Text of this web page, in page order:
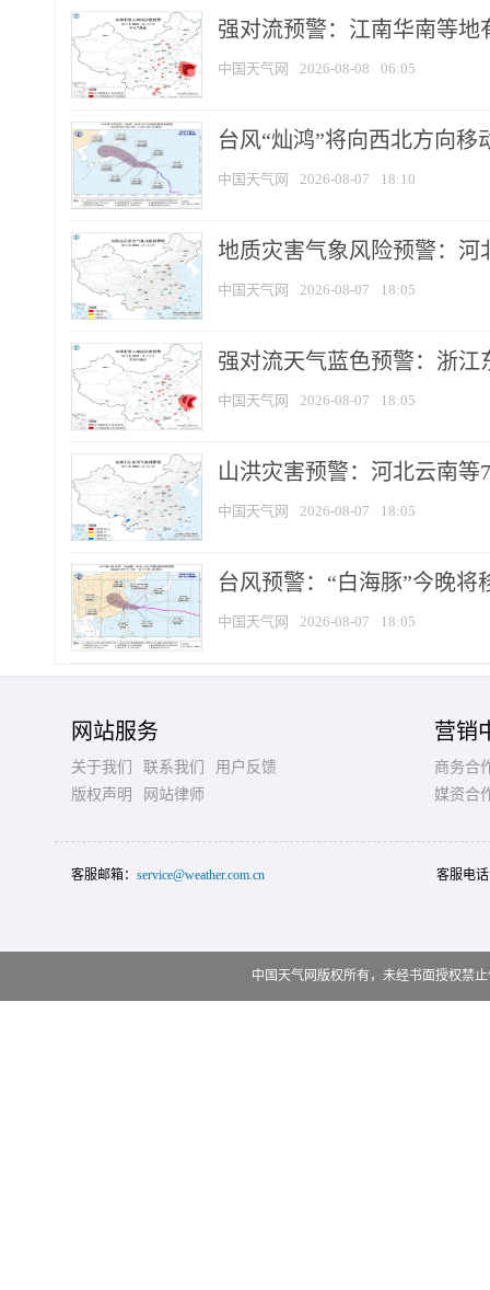
强对流预警：江南华南等地
中国天气网 2026-08-08 06:05
台风“灿鸿”将向西北方向移
中国天气网 2026-08-07 18:10
地质灾害气象风险预警：河
中国天气网 2026-08-07 18:05
强对流天气蓝色预警：浙江
中国天气网 2026-08-07 18:05
山洪灾害预警：河北云南
中国天气网 2026-08-07 18:05
台风预警：“白海豚”今晚将
中国天气网 2026-08-07 18:05
网站服务
关于我们 联系我们
用户反馈
版权声明
网站律师
营销
商务合
媒资合
客服邮箱： service@weather.com.cn 客服电
中国天气网版权所有，未经书面授权